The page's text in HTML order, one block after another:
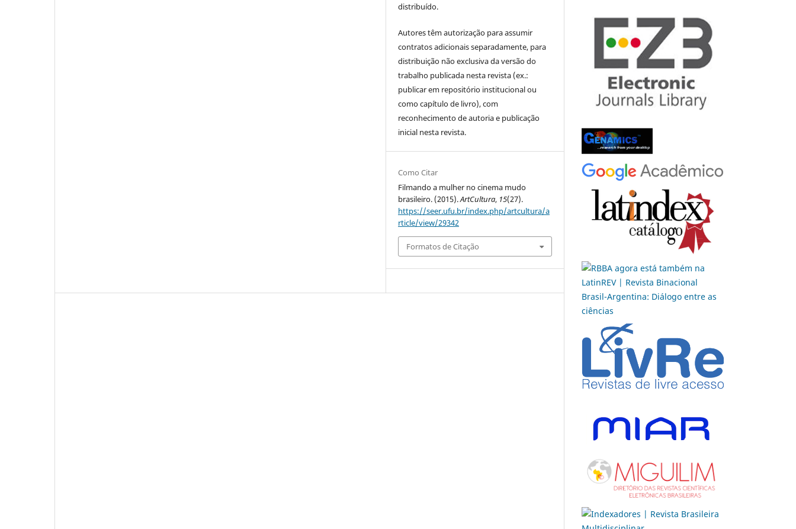
distribuído.
Autores têm autorização para assumir
contratos adicionais separadamente, para
distribuição não exclusiva da versão do
trabalho publicada nesta revista (ex.:
publicar em repositório institucional ou
como capítulo de livro), com
reconhecimento de autoria e publicação
inicial nesta revista.
Como Citar
Filmando a mulher no cinema mudo
brasileiro. (2015).ArtCultura, 15(27).
https://seer.ufu.br/index.php/artcultura/a
rticle/view/29342
Formatos de Citação